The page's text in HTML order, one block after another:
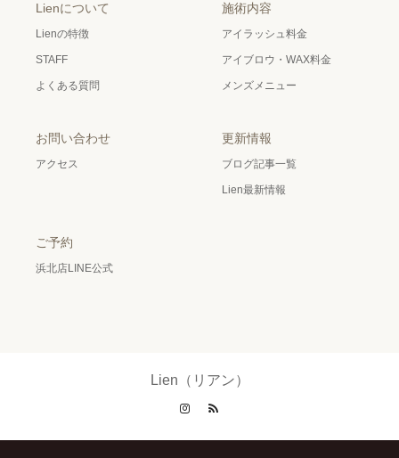
Lienについて
Lienの特徴
STAFF
よくある質問
施術内容
アイラッシュ料金
アイブロウ・WAX料金
メンズメニュー
お問い合わせ
アクセス
更新情報
ブログ記事一覧
Lien最新情報
ご予約
浜北店LINE公式
Lien（リアン）
Instagram